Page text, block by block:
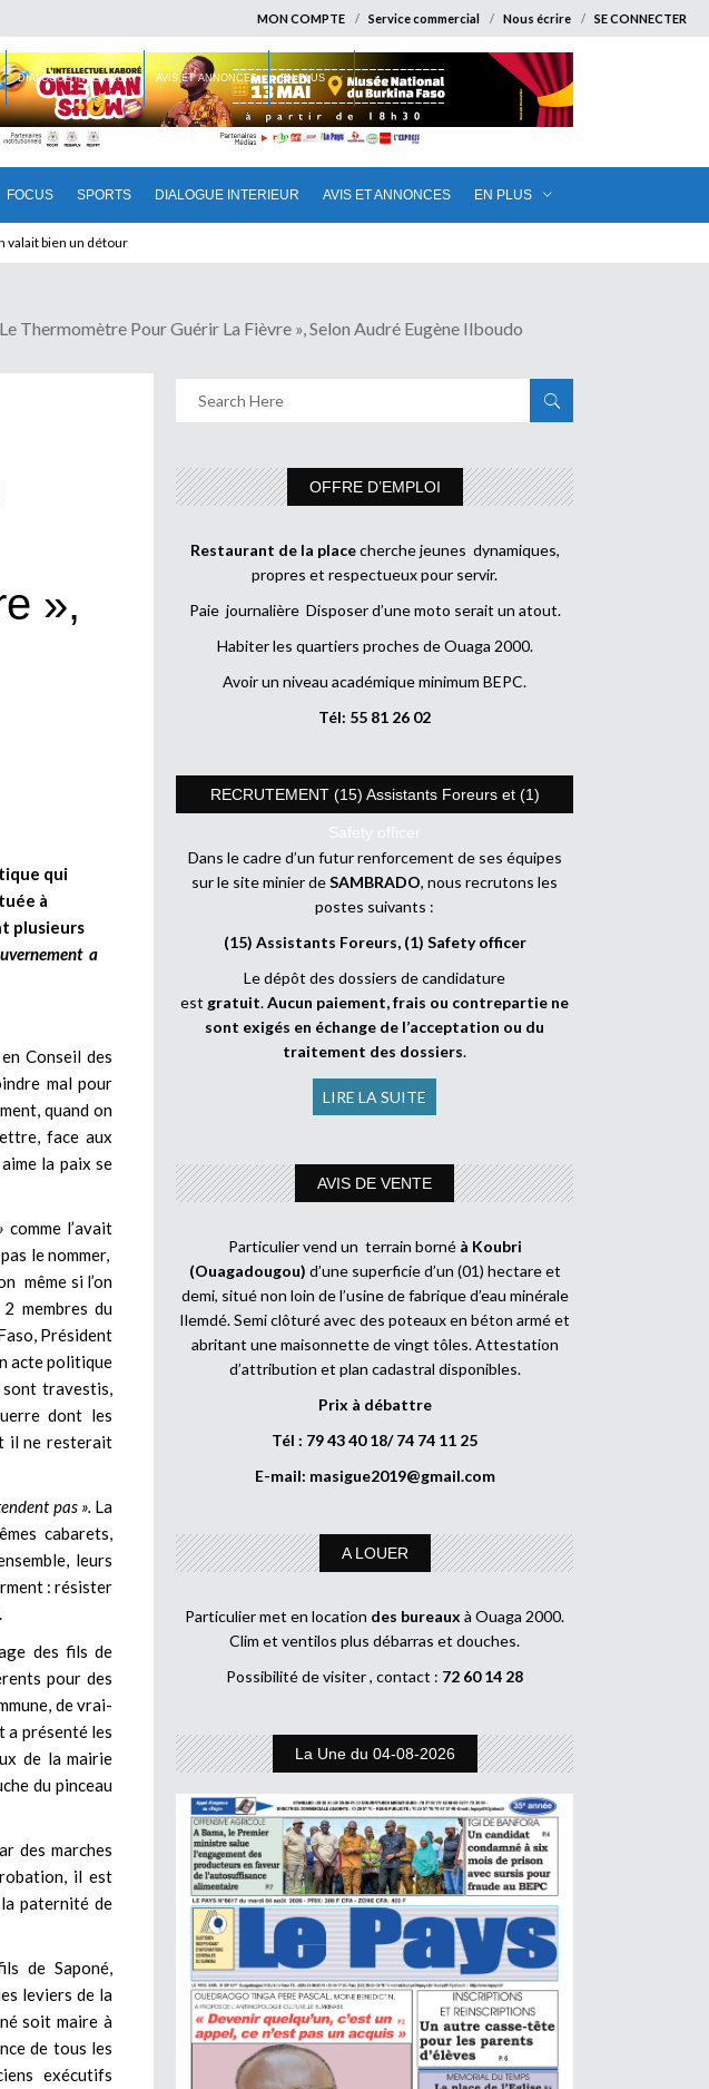
MON COMPTE Service commercial Nous écrire SE CONNECTER
FOCUS SPORTS DIALOGUE INTERIEUR AVIS ET ANNONCES EN PLUS
DIALOGUE INTERIEUR AVIS ET ANNONCES EN PLUS
valait bien un détour
Thermomètre Pour Guérir La Fièvre », Selon Audré Eugène Ilboudo
»,
qui
à
plusieurs
a
Conseil des
mal pour
quand on
face aux
la paix se
comme l’avait
le nommer,
même si l’on
membres du
Président
acte politique
travestis,
dont les
il ne resterait
pas ». La
cabarets,
leurs
: résister
des fils de
pour des
de vrai-
a présenté les
de la mairie
du pinceau
des marches
il est
paternité de
de Saponé,
leviers de la
soit maire à
de tous les
exécutifs
OFFRE D’EMPLOI
Restaurant de la placecherche jeunes dynamiques,
propres et respectueux pour servir.
Paie journalière Disposer d’une moto serait un atout.
Habiter les quartiers proches de Ouaga 2000.
Avoir un niveau académique minimum BEPC.
Tél: 55 81 26 02
RECRUTEMENT (15) Assistants Foreurs et (1)
Safety officer
Dans le cadre d’un futur renforcement de ses équipes
sur le site minier deSAMBRADO, nous recrutons les
postes suivants :
(15) Assistants Foreurs, (1) Safety officer
Le dépôt des dossiers de candidature
est gratuit.Aucun paiement, frais ou contrepartie ne
sont exigés en échange de l’acceptation ou du
traitement des dossiers.
LIRE LA SUITE
AVIS DE VENTE
Particulier vend un terrain borné à Koubri
(Ouagadougou) d’une superficie d’un (01) hectare et
demi, situé non loin de l’usine de fabrique d’eau minérale
Ilemdé. Semi clôturé avec des poteaux en béton armé et
abritant une maisonnette de vingt tôles. Attestation
d’attribution et plan cadastral disponibles.
Prix à débattre
Tél : 79 43 40 18/ 74 74 11 25
E-mail: masigue2019@gmail.com
A LOUER
Particulier met en location des bureaux à Ouaga 2000.
Clim et ventilos plus débarras et douches.
Possibilité de visiter , contact : 72 60 14 28
La Une du 04-08-2026